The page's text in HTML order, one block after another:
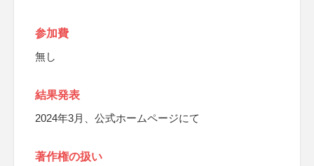
参加費
無し
結果発表
2024年3月、公式ホームページにて
著作権の扱い